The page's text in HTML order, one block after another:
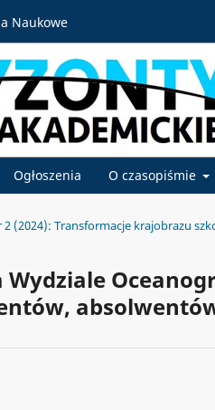
Ogłoszenia O czasopiśmie
Naukowe
2 (2024): Transformacje krajobrazu